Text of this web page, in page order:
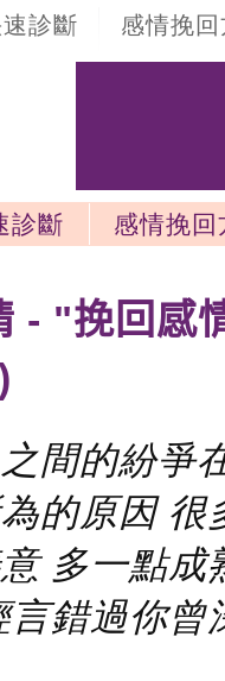
診斷 感情挽
診斷
感情挽
- "挽回感
間的紛爭
的原因
多一點
錯過你曾